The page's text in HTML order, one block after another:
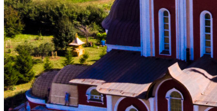
ЦЕНТР ГУМАНИТАРНОЙ ПОМОЩИ
НАРОДНЫЕ КОРМИЛЬЦЫ
РАСПИСАНИЕ БОГОСЛУЖЕНИЙ
ПАЛОМНИКАМ
РОСПИСЬ ХРАМА НОВОМУЧЕНИКОВ И